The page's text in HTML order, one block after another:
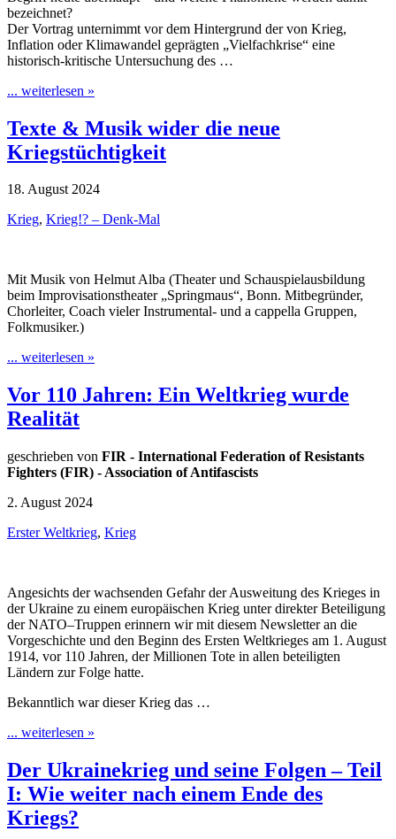
bezeichnet?
Der Vortrag unternimmt vor dem Hintergrund der von Krieg,
Inflation oder Klimawandel geprägten „Vielfachkrise“ eine
historisch-kritische Untersuchung des …
... weiterlesen »
Texte & Musik wider die neue
Kriegstüchtigkeit
18. August 2024
Krieg, Krieg!? – Denk-Mal
Mit Musik von Helmut Alba (Theater und Schauspielausbildung
beim Improvisationstheater „Springmaus“, Bonn. Mitbegründer,
Chorleiter, Coach vieler Instrumental- und a cappella Gruppen,
Folkmusiker.)
... weiterlesen »
Vor 110 Jahren: Ein Weltkrieg wurde
Realität
geschrieben von FIR - International Federation of Resistants
Fighters (FIR) - Association of Antifascists
2. August 2024
Erster Weltkrieg, Krieg
Angesichts der wachsenden Gefahr der Ausweitung des Krieges in
der Ukraine zu einem europäischen Krieg unter direkter Beteiligung
der NATO–Truppen erinnern wir mit diesem Newsletter an die
Vorgeschichte und den Beginn des Ersten Weltkrieges am 1. August
1914, vor 110 Jahren, der Millionen Tote in allen beteiligten
Ländern zur Folge hatte.
Bekanntlich war dieser Krieg das …
... weiterlesen »
Der Ukrainekrieg und seine Folgen – Teil
I: Wie weiter nach einem Ende des
Kriegs?